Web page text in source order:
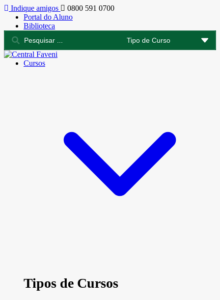
Indique amigos
0800 591 0700
Portal do Aluno
Biblioteca
Cursos
Tipos de Cursos